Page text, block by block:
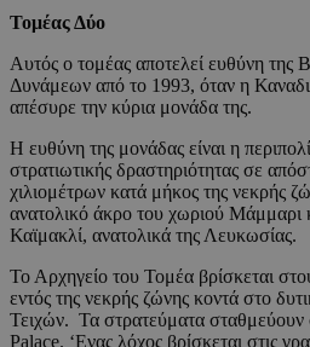
Τομέας Δύο
Αυτός ο τομέας αποτελεί ευθύνη της
Δυνάμεων από το 1993, όταν η
απέσυρε την κύρια μονάδα της.
Η ευθύνη της μονάδας είναι η
στρατιωτικής δραστηριότητας σε
χιλιομέτρων κατά μήκος της νεκρής
ανατολικό άκρο του χωριού Μάμμαρι
Καϊμακλί, ανατολικά της Λευκωσίας.
Το Αρχηγείο του Τομέα βρίσκεται
εντός της νεκρής ζώνης κοντά στο
Τειχών. Τα στρατεύματα σταθμεύουν
Palace. ‘Ενας λόχος βρίσκεται στις